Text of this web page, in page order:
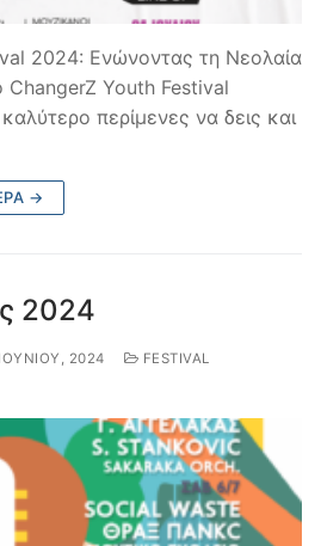
2024: Ενώνοντας τη Νεολαία
ChangerZ Youth Festival
καλύτερο περίμενες να δεις και
→
2024
2024
FESTIVAL